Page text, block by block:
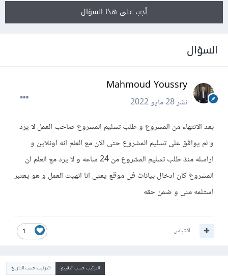
أجب على هذا السؤال
السؤال
Mahmoud Youssry
نشر28 مايو 2022
بعد الانتهاء من المشروع و طلب تسليم المشروع صاحب العمل لا يرد
و لم يوافق على تسليم المشروع حتى الان مع العلم انه اونلاين و
اراسله منذ طلب تسليم المشروع من 24 ساعه و لا يرد مع العلم ان
المشروع كان ادخال بيانات فى موقع يعنى انا انهيت العمل و هو يعتبر
استلمه منى و ضمن حقه
1 اقتباس
الترتيب حسب التقييم الترتيب حسب التاريخ